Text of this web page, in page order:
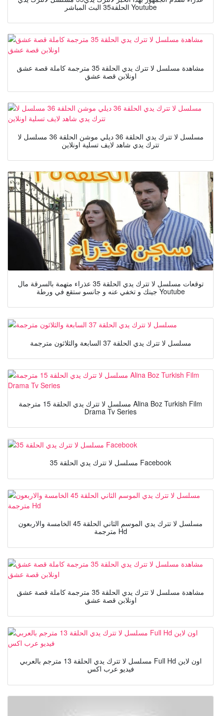
الحلقة35 البث المباشر Youtube
مشاهدة مسلسل لا تترك يدي الحلقة 35 مترجمة كاملة قصة عشق
اونلابن قصة عشق
مسلسل لا تترك يدي الحلقة 36 ديلي موشن الحلقة 36 مسلسل لا
تترك يدي شاهد لايف تسلية اونلاين
توقعات مسلسل لا تترك يدي الحلقة 35 عذراء متهمة بالسرقة مال
جينك و تخفي عنه و جانسو ستقع في ورطة Youtube
مسلسل لا تترك يدي الحلقة 37 السابعة والثلاثون مترجمة
مسلسل لا تترك يدي الحلقة 15 مترجمة Alina Boz Turkish Film
Drama Tv Series
مسلسل لا تترك يدي الحلقة 35 Facebook
مسلسل لا تترك يدي الموسم الثاني الحلقة 45 الخامسة والاربعون
مترجمة Hd
مشاهدة مسلسل لا تترك يدي الحلقة 35 مترجمة كاملة قصة عشق
اونلابن قصة عشق
مسلسل لا تترك يدي الحلقة 13 مترجم بالعربي Full Hd اون لاين
فيديو عرب اكس